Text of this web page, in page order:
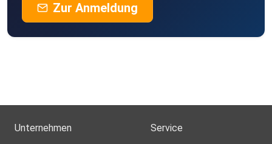
Zur Anmeldung
Unternehmen Service